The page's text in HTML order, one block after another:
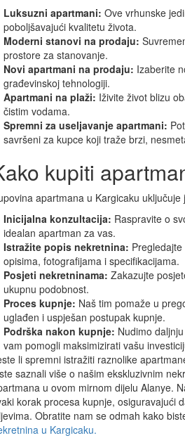
Luksuzni apartmani: Ove vrhunske
poboljšavajući kvalitetu života.
Moderni stanovi na prodaju:
prostore za stanovanje.
Novi apartmani na prodaju: Izaberite
građevinskoj tehnologiji.
Apartmani na plaži: Iživite život blizu
čistim vodama.
Spremni za useljavanje apartmani:
savršeni za kupce koji traže brzi,
kupiti
apartmana u Kargicaku
Inicijalna konzultacija: Raspravite o
idealan apartman za vas.
Istražite popis nekretnina:
opisima, fotografijama i specifikacijama.
Posjeti nekretninama: Zakazujte
ukupnu podobnost.
Proces kupnje: Naš tim pomaže u
uglađen i uspješan postupak kupnje.
Podrška nakon kupnje: Nudimo
vam pomogli maksimizirati vašu
li spremni istražiti raznolike
saznali više o našim ekskluzivnim
u ovom mirnom dijelu Alanye.
korak procesa kupnje, osiguravajući
Obratite nam se odmah kako
u Kargicaku.